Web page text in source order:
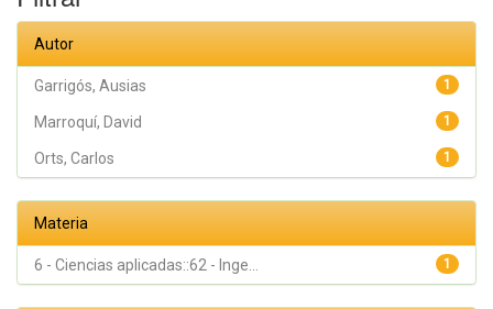
Autor
1
Garrigós, Ausias
1
Marroquí, David
1
Orts, Carlos
Materia
1
6 - Ciencias aplicadas::62 - Inge...